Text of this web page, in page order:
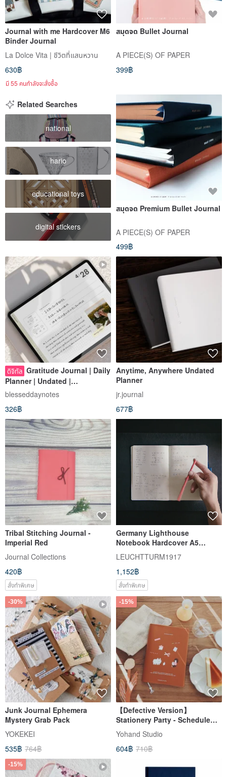
Journal with me Hardcover M6
Binder Journal
La Dolce Vita | ชีวิตที่แสนหวาน
630฿
มี 55 คนกำลังจะสั่งซื้อ
สมุดจด Bullet Journal
A PIECE(S) OF PAPER
399฿
Related Searches
national
hario
educational toys
digital stickers
สมุดจด Premium Bullet Journal
A PIECE(S) OF PAPER
499฿
ดิจิทัล Gratitude Journal | Daily
Planner | Undated |
Goodnotes/Notability
blesseddaynotes
326฿
Anytime, Anywhere Undated
Planner
jr.journal
677฿
Tribal Stitching Journal -
Imperial Red
Journal Collections
420฿
สั่งทำพิเศษ
Germany Lighthouse
Notebook Hardcover A5
Dotted Lilac
LEUCHTTURM1917
1,152฿
สั่งทำพิเศษ
-30%
Junk Journal Ephemera
Mystery Grab Pack
YOKEKEI
535฿ 764฿
-15%
【Defective Version】
Stationery Party - Schedule
book
Yohand Studio
604฿ 710฿
-15%